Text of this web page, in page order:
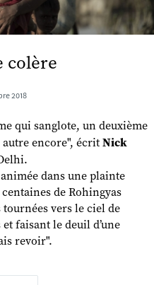
colère
2018
qui sanglote, un deuxième
encore", écrit Nick
dans une plainte
de Rohingyas
vers le ciel de
faisant le deuil d’une
revoir".